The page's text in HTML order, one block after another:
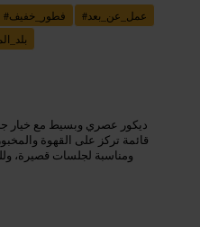
#فطور_خفيف #عمل_عن_بعد
ديكور عصري وبسيط مع خيار
قائمة تركز على القهوة
ومناسبة لجلسات قصيرة،